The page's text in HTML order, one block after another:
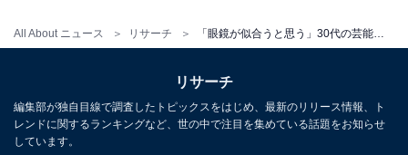
All About ニュース リサーチ
をつかいこなしている」（北海道／30代女性）、「髪質
的に丸眼鏡などが似合いそう。鼻筋もしゅっとしている
ので知的なイメージになりそう」（大阪府／20代男性）
といった声が寄せられました。
リサーチ
編集部が独自目線で調査したトピックスをはじめ、最新のリリース情報、ト
レンドに関するランキングなど、世の中で注目を集めている話題をお知らせ
しています。